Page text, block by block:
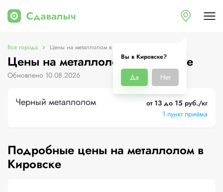
Вы в Кировске?
Да Нет
Все города Цены на металлолом в Кировске
Цены на металлолом в Кировске
Обновлено 10.08.2026
Черный металлолом
от 13 до 15 руб./кг
1 пункт приёма
Подробные цены на металлолом в
Кировске